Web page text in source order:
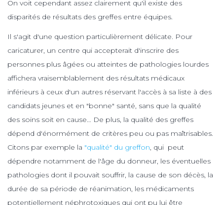
On voit cependant assez clairement qu'il existe des
disparités de résultats des greffes entre équipes.
Il s'agit d'une question particulièrement délicate. Pour
caricaturer, un centre qui accepterait d'inscrire des
personnes plus âgées ou atteintes de pathologies lourdes
affichera vraisemblablement des résultats médicaux
inférieurs à ceux d'un autres réservant l'accès à sa liste à des
candidats jeunes et en "bonne" santé, sans que la qualité
des soins soit en cause… De plus, la qualité des greffes
dépend d'énormément de critères peu ou pas maîtrisables.
Citons par exemple la "qualité" du greffon, qui peut
dépendre notamment de l'âge du donneur, les éventuelles
pathologies dont il pouvait souffrir, la cause de son décès, la
durée de sa période de réanimation, les médicaments
potentiellement néphrotoxiques qui ont pu lui être